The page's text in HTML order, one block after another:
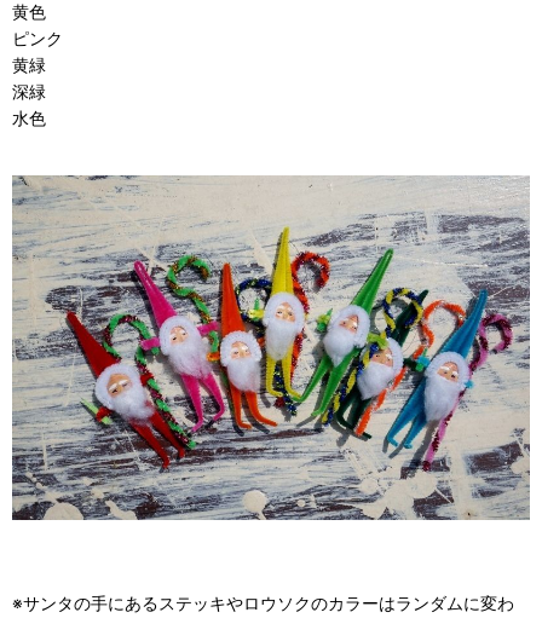
黄色
ピンク
黄緑
深緑
水色
※サンタの手にあるステッキやロウソクのカラーはランダムに変わ